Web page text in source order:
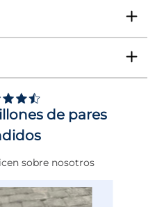
Niño
DE 0 A 4 cms
NORMAL
BEIGE
de pares
sobre nosotros